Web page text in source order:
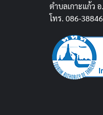
ตำบลเกาะแก้ว
โทร. 086-